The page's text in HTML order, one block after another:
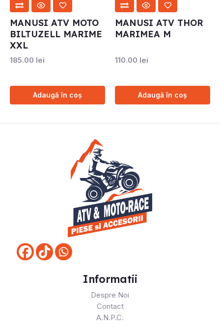
MANUSI ATV MOTO
BILTUZELL MARIME
XXL
185.00 lei
Adaugă în coș
MANUSI ATV THOR
MARIMEA M
110.00 lei
Adaugă în coș
Informatii
Despre Noi
Contact
A.N.P.C.